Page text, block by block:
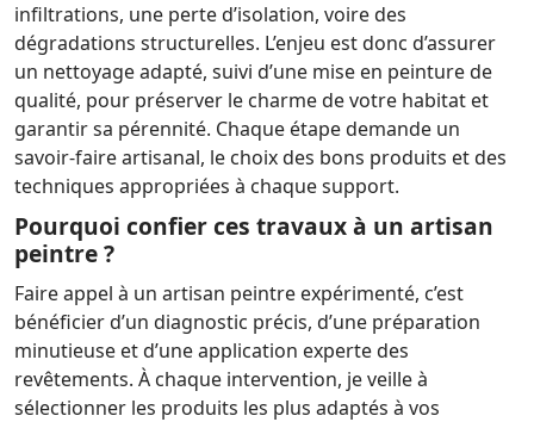
infiltrations, une perte d’isolation, voire des
dégradations structurelles. L’enjeu est donc d’assurer
un nettoyage adapté, suivi d’une mise en peinture de
qualité, pour préserver le charme de votre habitat et
garantir sa pérennité. Chaque étape demande un
savoir-faire artisanal, le choix des bons produits et des
techniques appropriées à chaque support.
Pourquoi confier ces travaux à un artisan
peintre ?
Faire appel à un artisan peintre expérimenté, c’est
bénéficier d’un diagnostic précis, d’une préparation
minutieuse et d’une application experte des
revêtements. À chaque intervention, je veille à
sélectionner les produits les plus adaptés à vos